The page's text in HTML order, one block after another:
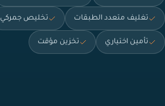
تغليف متعدد الطبقات تخليص جمركي
تأمين اختياري تخزين مؤقت